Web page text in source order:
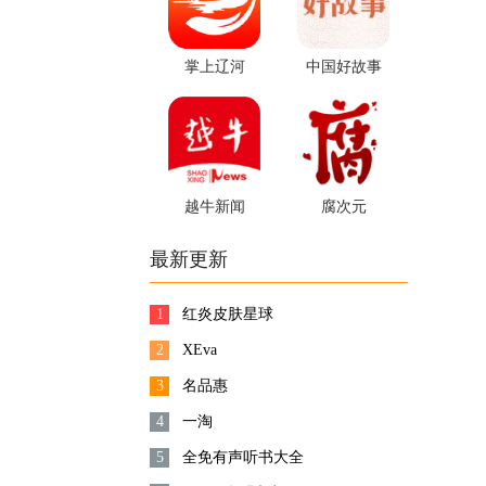
掌上辽河 中国好故事
越牛新闻 腐次元
最新更新
1 红炎皮肤星球
2 XEva
3 名品惠
4 一淘
5 全免有声听书大全